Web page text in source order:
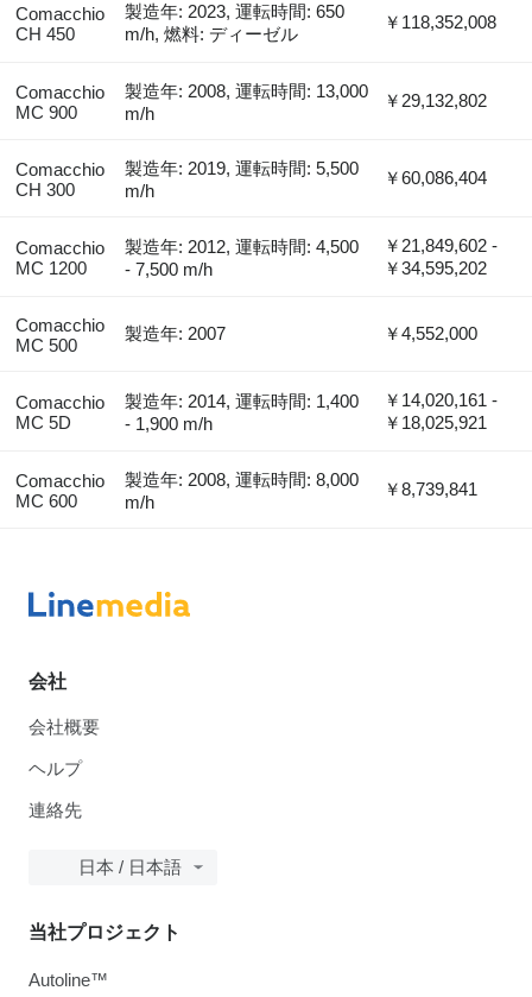
Comacchio
CH 450
製造年: 2023, 運転時間: 650
m/h, 燃料: ディーゼル
￥118,352,008
Comacchio
MC 900
製造年: 2008, 運転時間: 13,000
m/h
￥29,132,802
Comacchio
CH 300
製造年: 2019, 運転時間: 5,500
m/h
￥60,086,404
Comacchio
MC 1200
製造年: 2012, 運転時間: 4,500
- 7,500 m/h
￥21,849,602 -
￥34,595,202
Comacchio
MC 500
製造年: 2007 ￥4,552,000
Comacchio
MC 5D
製造年: 2014, 運転時間: 1,400
- 1,900 m/h
￥14,020,161 -
￥18,025,921
Comacchio
MC 600
製造年: 2008, 運転時間: 8,000
m/h
￥8,739,841
会社
会社概要
ヘルプ
連絡先
日本 / 日本語
当社プロジェクト
Autoline™